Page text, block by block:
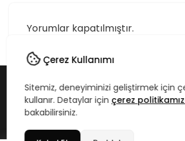
Yorumlar kapatılmıştır.
Copyright © 2020-2026
Saklıdır.
SSS
Çerez Kullanımı
Sitemiz, deneyiminizi geliştirmek için
kullanır. Detaylar için çerez
bakabilirsiniz.